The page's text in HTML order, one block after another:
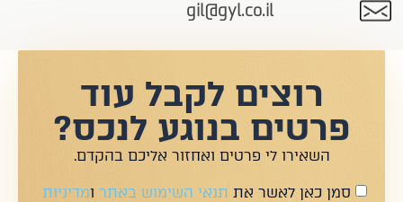
gil@gyl.co.il
רוצים לקבל עוד
פרטים בנוגע לנכס?
השאירו לי פרטים ואחזור אליכם בהקדם.
סמן כאן לאשר את תנאי השימוש באתר ומדיניות